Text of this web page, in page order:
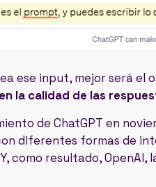
ese input, mejor será el
la calidad de las
de ChatGPT en
diferentes formas de
como resultado,